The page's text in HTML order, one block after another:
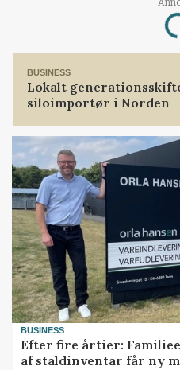
BUSINESS
Lokalt
siloimportør i Norden
BUSINESS
Efter fire årtier:
af staldinventar får ny